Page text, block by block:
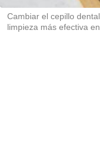
Cambiar el cepillo
limpieza más efectiva